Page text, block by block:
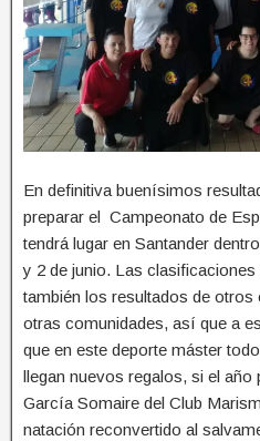
En definitiva buenísimos
preparar el Campeonato de
tendrá lugar en Santander
y 2 de junio. Las
también los resultados de
otras comunidades, así que a
que en este deporte máster
llegan nuevos regalos, si el año
García Somaire del Club
natación reconvertido al